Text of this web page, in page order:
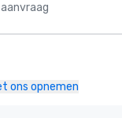
ons opnemen